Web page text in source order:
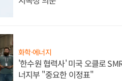
화학·에너지
'한수원 협력사' 미국 오클로
너지부 "중요한 이정표"